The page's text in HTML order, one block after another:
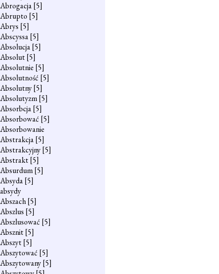
Abrogacja[5]
Abrupto [5]
Abrys [5]
Abscyssa[5]
Absolucja[5]
Absolut[5]
Absolutnie [5]
Absolutność [5]
Absolutny[5]
Absolutyzm[5]
Absorbcja[5]
Absorbować [5]
Absorbowanie
Abstrakcja[5]
Abstrakcyjny[5]
Abstrakt[5]
Absurdum[5]
Absyda[5]
absydy
Abszach[5]
Abszlus [5]
Abszlusować [5]
Absznit[5]
Abszyt[5]
Abszytować [5]
Abszytowany[5]